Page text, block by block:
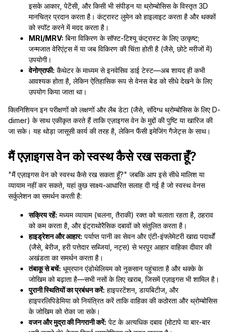
इसके आकार, पेटेंसी, और किसी भी संपीड़न या थ्रोम्बोसिस के विस्तृत 3D
मानचित्र प्रदान करता है। कंट्रास्ट लुमेन को हाइलाइट करता है और थक्कों
को स्पॉट करने में मदद करता है।
MRI/MRV: बिना विकिरण के सॉफ्ट-टिश्यू कंट्रास्ट के लिए उत्कृष्ट;
जन्मजात वेरिएंट्स में या जब विकिरण की चिंता होती है (जैसे, छोटे मरीजों में)
उपयोगी।
वेनोग्राफी: कैथेटर के माध्यम से इनवेसिव डाई टेस्ट—अब शायद ही कभी
आवश्यक होता है, लेकिन ऐतिहासिक रूप से वेनस बेड को सीधे देखने के लिए
उपयोग किया जाता था।
क्लिनिशियन इन परीक्षणों को लक्षणों और लैब डेटा (जैसे, संदिग्ध थ्रोम्बोसिस के लिए D-
dimer) के साथ एकीकृत करते हैं ताकि एज़ाइगस वेन के मुद्दों की पुष्टि या खारिज की
जा सके। यह थोड़ा जासूसी कार्य की तरह है, लेकिन फैंसी इमेजिंग गैजेट्स के साथ।
मैं एज़ाइगस वेन को स्वस्थ कैसे रख सकता हूँ?
"मैं एज़ाइगस वेन को स्वस्थ कैसे रख सकता हूँ?" जबकि आप इसे सीधे मालिश या
व्यायाम नहीं कर सकते, यहां कुछ साक्ष्य-आधारित सलाह दी गई है जो स्वस्थ वेनस
सर्कुलेशन का समर्थन करती है:
सक्रिय रहें: मध्यम व्यायाम (चलना, तैराकी) रक्त को चलाता रहता है, ठहराव
को कम करता है, और इंट्राथोरैसिक दबावों को संतुलित करता है।
हाइड्रेशन और आहार: पर्याप्त पानी का सेवन और एंटी-इंफ्लेमेटरी खाद्य पदार्थों
(जैसे, बेरीज, हरी पत्तेदार सब्जियां, नट्स) से भरपूर आहार वाहिका दीवार की
अखंडता का समर्थन करता है।
तंबाकू से बचें: धूम्रपान एंडोथेलियम को नुकसान पहुंचाता है और थक्के के
जोखिम को बढ़ाता है—सभी नसों के लिए खराब, जिसमें एज़ाइगस भी शामिल है।
पुरानी स्थितियों का प्रबंधन करें: हाइपरटेंशन, डायबिटीज, और
हाइपरलिपिडेमिया को नियंत्रित करें ताकि वाहिका की कठोरता और थ्रोम्बोसिस
के जोखिम को रोका जा सके।
वजन और मुद्रा की निगरानी करें: पेट के अत्यधिक दबाव (मोटापे या बार-बार